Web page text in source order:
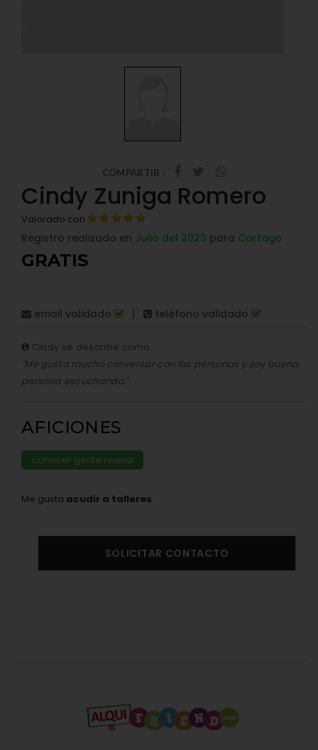
COMPARTIR :
Cindy Zuniga Romero
Valorado con
Registro realizado en Julio del 2023 para Cartago
GRATIS
email validado | teléfono validado
Cindy se describe como:
"Me gusta mucho conversar con las personas y soy buena
persona escuchando."
AFICIONES
conocer gente nueva
Me gusta acudir a talleres.
SOLICITAR CONTACTO